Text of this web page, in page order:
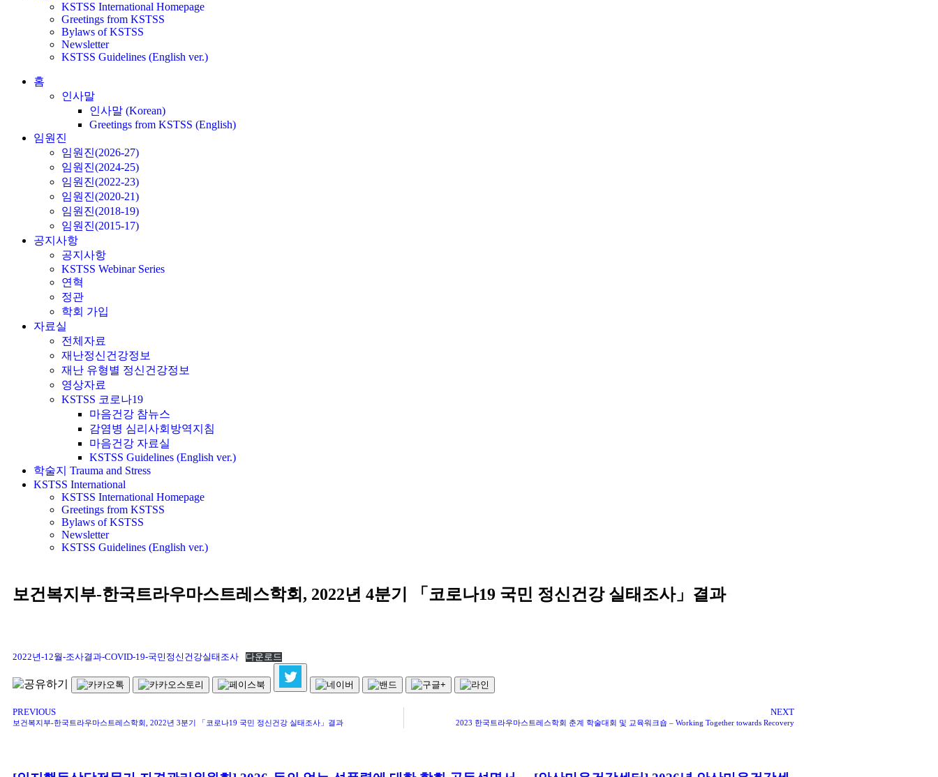
KSTSS International Homepage
Greetings from KSTSS
Bylaws of KSTSS
Newsletter
KSTSS Guidelines (English ver.)
홈
인사말
인사말 (Korean)
Greetings from KSTSS (English)
임원진
임원진(2026-27)
임원진(2024-25)
임원진(2022-23)
임원진(2020-21)
임원진(2018-19)
임원진(2015-17)
공지사항
공지사항
KSTSS Webinar Series
연혁
정관
학회 가입
자료실
전체자료
재난정신건강정보
재난 유형별 정신건강정보
영상자료
KSTSS 코로나19
마음건강 참뉴스
감염병 심리사회방역지침
마음건강 자료실
KSTSS Guidelines (English ver.)
학술지 Trauma and Stress
KSTSS International
KSTSS International Homepage
Greetings from KSTSS
Bylaws of KSTSS
Newsletter
KSTSS Guidelines (English ver.)
보건복지부-한국트라우마스트레스학회, 2022년 4분기 「코로나19 국민 정신건강 실태조사」결과
2022년-12월-조사결과-COVID-19-국민정신건강실태조사 다운로드
PREVIOUS
보건복지부-한국트라우마스트레스학회, 2022년 3분기 「코로나19 국민 정신건강 실태조사」결과
NEXT
2023 한국트라우마스트레스학회 춘계 학술대회 및 교육워크숍 – Working Together towards Recovery